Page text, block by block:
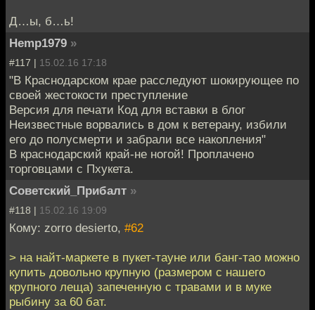
Д…ы, б…ь!
Hemp1979 »
#117 | 15.02.16 17:18
"В Краснодарском крае расследуют шокирующее по
своей жестокости преступление
Версия для печати Код для вставки в блог
Неизвестные ворвались в дом к ветерану, избили
его до полусмерти и забрали все накопления"
В краснодарский край-не ногой! Проплачено
торговцами с Пхукета.
Советский_Прибалт »
#118 | 15.02.16 19:09
Кому: zorro desierto, #62
> на найт-маркете в пукет-тауне или банг-тао можно
купить довольно крупную (размером с нашего
крупного леща) запеченную с травами и в муке
рыбину за 60 бат.